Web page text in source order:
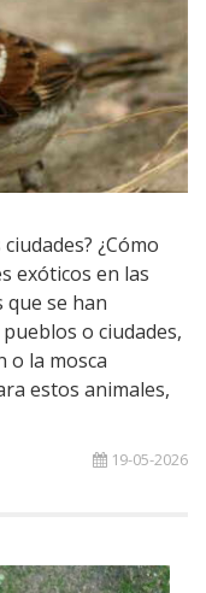
¿Cómo
exóticos en las
que se han
o ciudades,
o la mosca
estos animales,
19-05-2026